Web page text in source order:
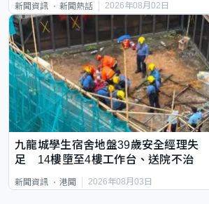
新聞資訊 新聞熱話 2026年08月02日
九龍城學生宿舍地盤39歲安全經理失
足 14樓墮至4樓工作台、送院不治
新聞資訊 港聞 2026年08月03日